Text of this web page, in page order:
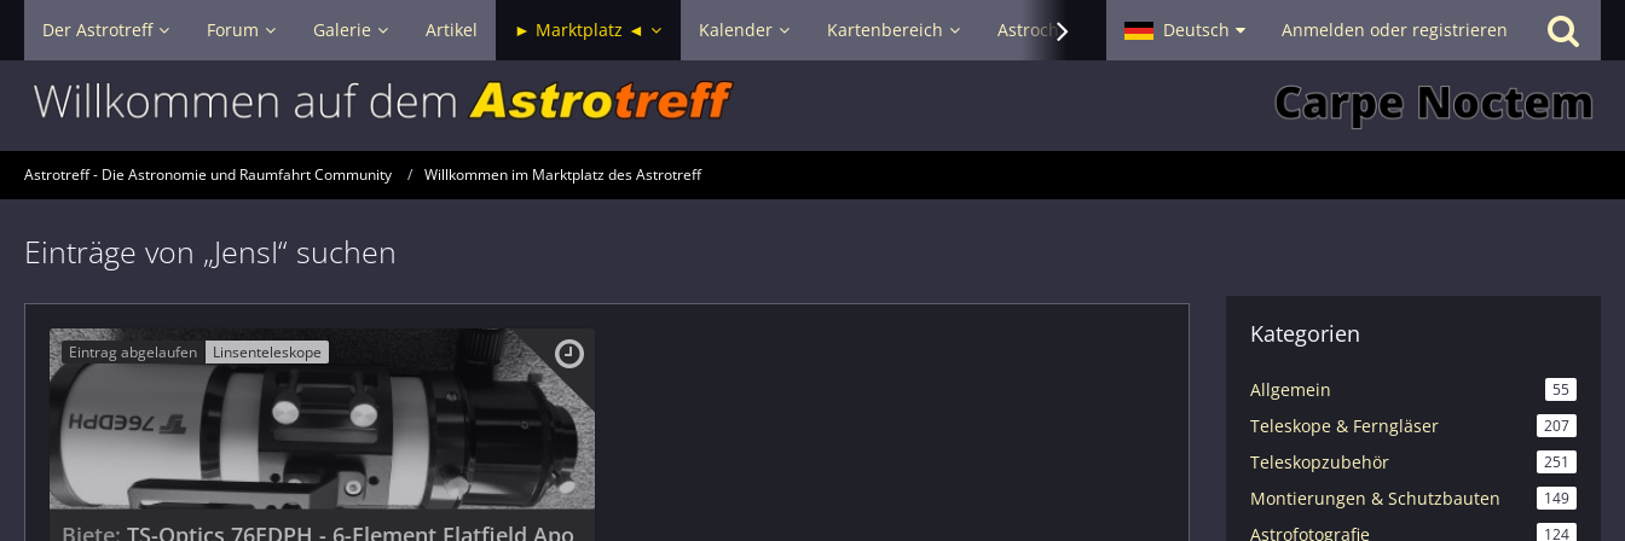
Der Astrotreff Forum Galerie Artikel ► Marktplatz ◄ Kalender Kartenbereich Astrochat - Smalltalk Hilfe
Deutsch Anmelden oder registrieren
Astrotreff - Die Astronomie und Raumfahrt Community Willkommen im Marktplatz des Astrotreff
Einträge von „JensI“ suchen
Eintrag abgelaufen Linsenteleskope
Biete TS-Optics 76EDPH - 6-Element Flatfield Apo
Kategorien
Allgemein 55
Teleskope & Ferngläser 207
Teleskopzubehör 251
Montierungen & Schutzbauten 149
Astrofotografie 124